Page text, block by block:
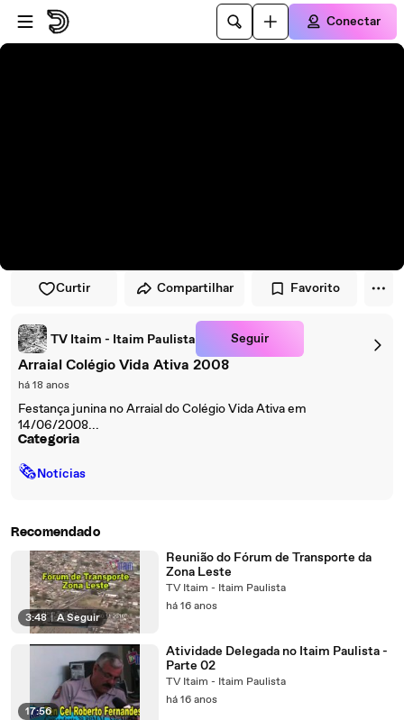
Pular para o player
Ir para o conteúdo principal
Conectar
Curtir Compartilhar Favorito
TV Itaim - Itaim Paulista Seguir
Arraial Colégio Vida Ativa 2008
há 18 anos
Festança junina no Arraial do Colégio Vida Ativa em
14/06/2008...
Categoria
🗞Notícias
Recomendado
3:48 | A Seguir
Reunião do Fórum de Transporte da
Zona Leste
TV Itaim - Itaim Paulista
há 16 anos
17:56
Atividade Delegada no Itaim Paulista -
Parte 02
TV Itaim - Itaim Paulista
há 16 anos